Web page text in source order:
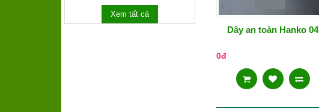
Xem tất cả
Dây an toàn Hanko 04
0đ